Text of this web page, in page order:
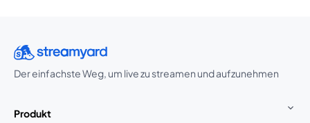
Der einfachste Weg, um live zu streamen und aufzunehmen
Produkt